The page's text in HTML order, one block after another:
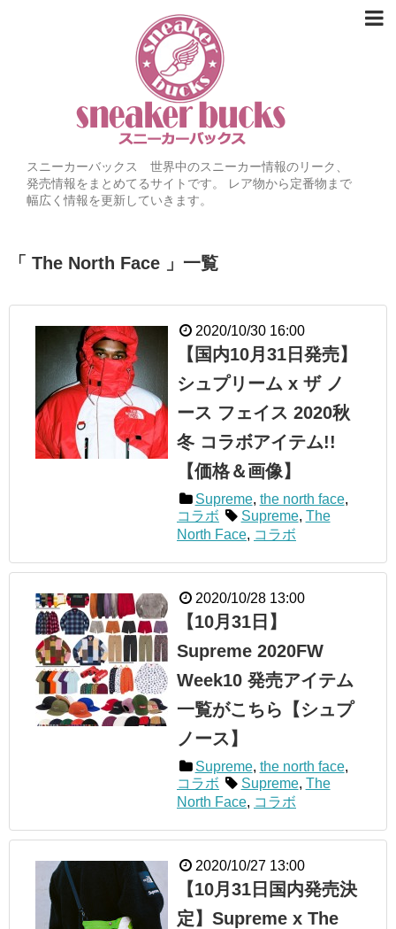
スニーカーバックス 世界中のスニーカー情報のリーク、
発売情報をまとめてるサイトです。 レア物から定番物まで
幅広く情報を更新していきます。
「 The North Face 」一覧
2020/10/30 16:00
【国内10月31日発売】
シュプリーム x ザ ノ
ース フェイス 2020秋
冬 コラボアイテム!!
【価格＆画像】
Supreme, the north face,
コラボ
Supreme, The
North Face, コラボ
2020/10/28 13:00
【10月31日】
Supreme 2020FW
Week10 発売アイテム
一覧がこちら【シュプ
ノース】
Supreme, the north face,
コラボ
Supreme, The
North Face, コラボ
2020/10/27 13:00
【10月31日国内発売決
定】Supreme x The